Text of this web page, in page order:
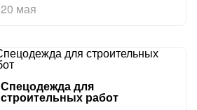
20 мая
Спецодежда для
строительных работ